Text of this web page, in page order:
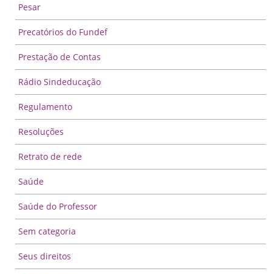
Pesar
Precatórios do Fundef
Prestação de Contas
Rádio Sindeducação
Regulamento
Resoluções
Retrato de rede
Saúde
Saúde do Professor
Sem categoria
Seus direitos